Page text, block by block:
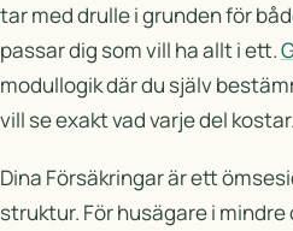
tar med drulle i grunden för
passar dig som vill ha allt i ett.
modullogik där du själv
vill se exakt vad varje del kostar.
Dina Försäkringar är ett
struktur. För husägare i